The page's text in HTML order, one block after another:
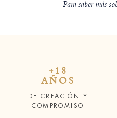
Para saber más
+18
AÑOS
DE CREACIÓN Y
COMPROMISO